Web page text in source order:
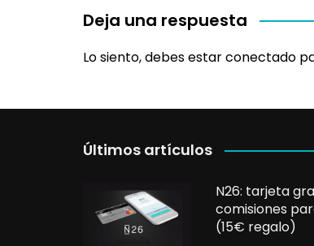
Deja una respuesta
Lo siento, debes estarconectado
Últimos artículos
N26: tarjeta
comisiones
(15€ regalo)